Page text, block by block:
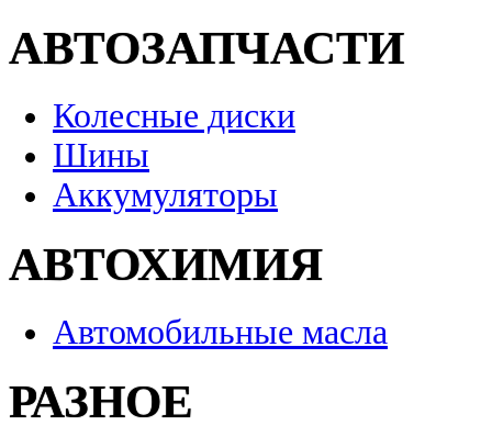
АВТОЗАПЧАСТИ
Колесные диски
Шины
Аккумуляторы
АВТОХИМИЯ
Автомобильные масла
РАЗНОЕ